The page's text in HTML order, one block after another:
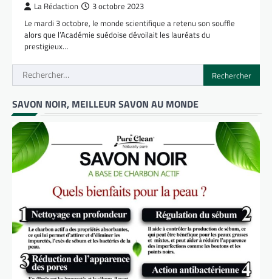
La Rédaction 3 octobre 2023
Le mardi 3 octobre, le monde scientifique a retenu son souffle
alors que l’Académie suédoise dévoilait les lauréats du
prestigieux…
Rechercher :
SAVON NOIR, MEILLEUR SAVON AU MONDE